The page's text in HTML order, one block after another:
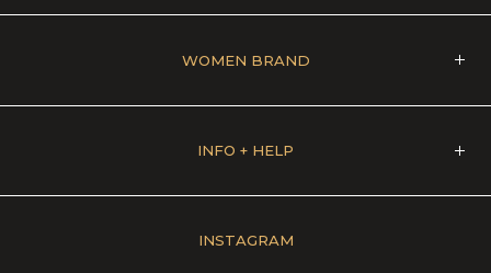
WOMEN BRAND
INFO + HELP
INSTAGRAM